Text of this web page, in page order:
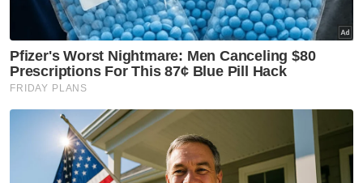
Piala Super Eropah
Artikel Disyorkan